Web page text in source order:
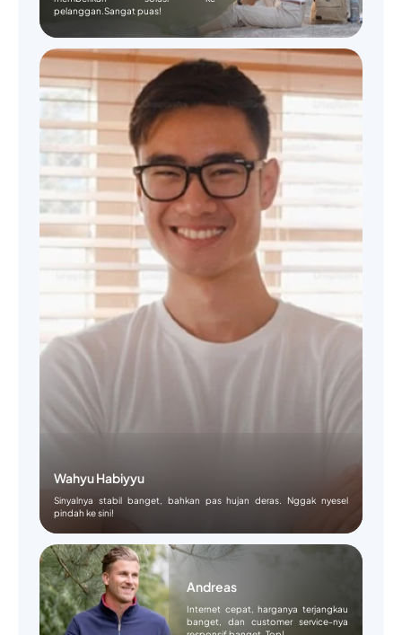
pelanggan.Sangat puas!
Wahyu Habiyyu
Sinyalnya stabil banget, bahkan pas hujan deras. Nggak nyesel
pindah ke sini!
Andreas
Internet cepat, harganya terjangkau
banget, dan customer service-nya